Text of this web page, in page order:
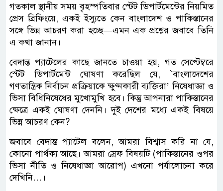
গতকাল স্থানীয় সময় বৃহস্পতিবার স্টেট ডিপার্টমেন্টের নিয়মিত
প্রেস ব্রিফিংয়ে, একই ইস্যুতে কেন বাংলাদেশ ও পাকিস্তানের
সঙ্গে ভিন্ন আচরণ করা হচ্ছে—এমন এক প্রশ্নের জবাবে তিনি
এ কথা জানান।
বেদান্ত প্যাটেলের কাছে জানতে চাওয়া হয়, গত সেপ্টেম্বরে
স্টেট ডিপার্টমেন্ট ঘোষণা করেছিল যে, `বাংলাদেশের
গণতান্ত্রিক নির্বাচন প্রক্রিয়াকে ক্ষুণ্নকারী ব্যক্তিরা’ নিষেধাজ্ঞা ও
ভিসা বিধিনিষেধের মুখোমুখি হবে। কিন্তু আপনারা পাকিস্তানের
ক্ষেত্রে একই ঘোষণা দেননি। দুই দেশের মধ্যে একই বিষয়ে
ভিন্ন আচরণ কেন?
জবাবে বেদান্ত প্যাটেল বলেন, আমরা বিশ্বাস করি না যে,
কোনো পার্থক্য আছে। আমরা স্রেফ বিষয়টি (পাকিস্তানের ওপর
ভিসা নীতি ও নিষেধাজ্ঞা আরোপ) এখনো পর্যালোচনা করে
দেখিনি…।